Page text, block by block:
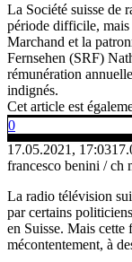
La Société suisse de
période difficile, mais
Marchand et la
Fernsehen (SRF)
rémunération
indignés.
Cet article est
0
17.05.2021, 17:03
francesco benini / ch
La radio télévision
par certains
en Suisse. Mais cette
mécontentement, à